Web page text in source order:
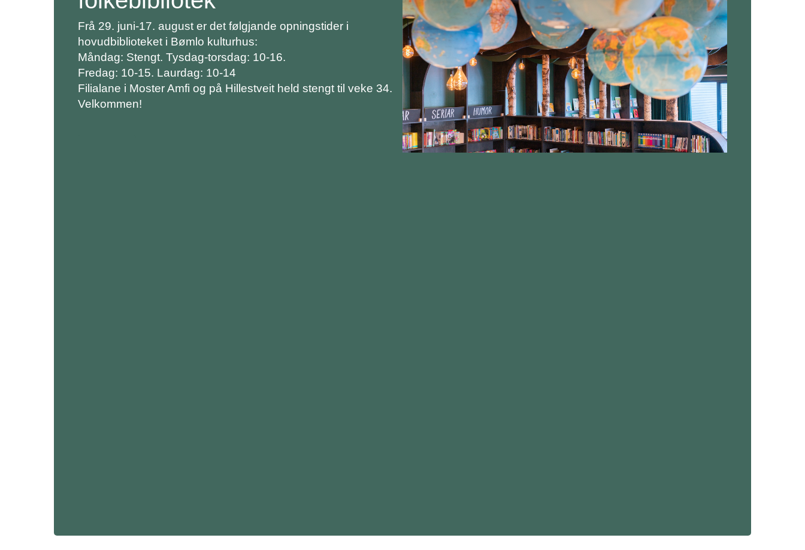
Frå 29. juni-17. august er det følgjande opningstider i
hovudbiblioteket i Bømlo kulturhus:
Måndag: Stengt. Tysdag-torsdag: 10-16.
Fredag: 10-15. Laurdag: 10-14
Filialane i Moster Amfi og på Hillestveit held stengt til veke 34.
Velkommen!